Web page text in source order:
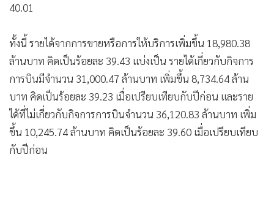
• MGR Live
• การเมือง
• ท่องเที่ยว
• กีฬา
• ต่างประเทศ
• Special Scoop
• เศรษฐกิจ-ธุรกิจ
40.01
ทั้งนี้ รายได้จากการขายหรือการให้บริการเพิ่มขึ้น 18,980.38
ล้านบาท คิดเป็นร้อยละ 39.43 แบ่งเป็น รายได้เกี่ยวกับกิจการ
การบินมีจํานวน 31,000.47 ล้านบาท เพิ่มขึ้น 8,734.64 ล้าน
บาท คิดเป็นร้อยละ 39.23 เมื่อเปรียบเทียบกับปีก่อน และราย
ได้ที่ไม่เกี่ยวกับกิจการการบินจํานวน 36,120.83 ล้านบาท เพิ่ม
ขึ้น 10,245.74 ล้านบาท คิดเป็นร้อยละ 39.60 เมื่อเปรียบเทียบ
กับปีก่อน